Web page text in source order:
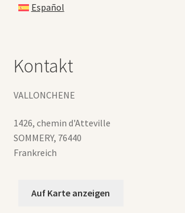
Español
Kontakt
VALLONCHENE
1426, chemin d'Atteville
SOMMERY, 76440
Frankreich
Auf Karte anzeigen